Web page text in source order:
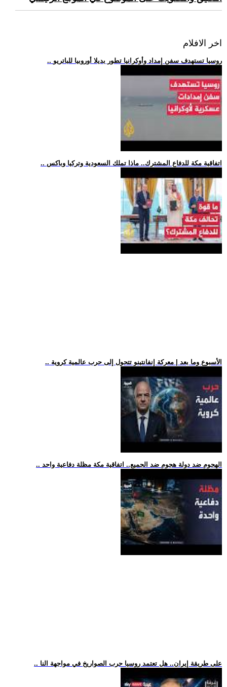
اخر الافلام
.. روسيا تستهدف سفن إمداد وأوكرانيا تطور بديلا أوروبيا للباتريو
.. اتفاقية مكة للدفاع المشترك.. ماذا تملك السعودية وتركيا وباكس
.. الأسبوع وما بعد | معركة إنفانتينو تتحول إلى حرب عالمية كروية
.. الهجوم ضد دولة هجوم ضد الجميع.. اتفاقية مكة مظلة دفاعية واحد
.. على طريقة إيران.. هل تعتمد روسيا حرب الصواريخ في مواجهة النا